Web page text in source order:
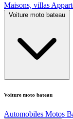
Maisons, villas
Voiture moto bateau
Voiture moto bateau
Automobiles Motos